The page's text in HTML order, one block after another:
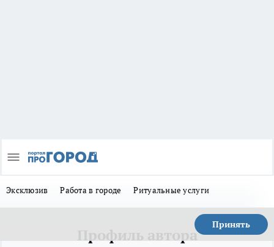
Эксклюзив Работа в городе Ритуальные услуги
Принять
Профиль автора